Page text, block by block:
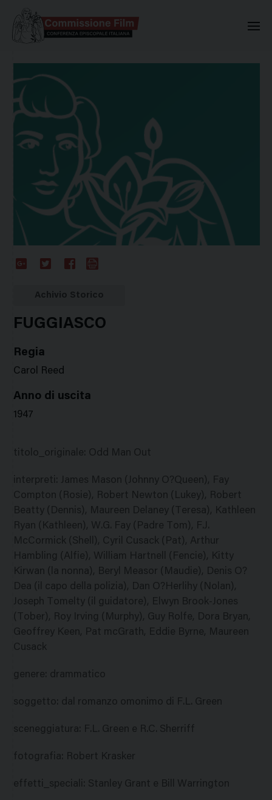
FUGGIASCO
Regia
Carol Reed
Anno di uscita
1947
titolo_originale: Odd Man Out
interpreti: James Mason (Johnny O?Queen), Fay
Compton (Rosie), Robert Newton (Lukey), Robert
Beatty (Dennis), Maureen Delaney (Teresa), Kathleen
Ryan (Kathleen), W.G. Fay (Padre Tom), F.J.
McCormick (Shell), Cyril Cusack (Pat), Arthur
Hambling (Alfie), William Hartnell (Fencie), Kitty
Kirwan (la nonna), Beryl Measor (Maudie), Denis O?
Dea (il capo della polizia), Dan O?Herlihy (Nolan),
Joseph Tomelty (il guidatore), Elwyn Brook-Jones
(Tober), Roy Irving (Murphy), Guy Rolfe, Dora Bryan,
Geoffrey Keen, Pat mcGrath, Eddie Byrne, Maureen
Cusack
genere: drammatico
soggetto: dal romanzo omonimo di F.L. Green
sceneggiatura: F.L. Green e R.C. Sherriff
fotografia: Robert Krasker
effetti_speciali: Stanley Grant e Bill Warrington